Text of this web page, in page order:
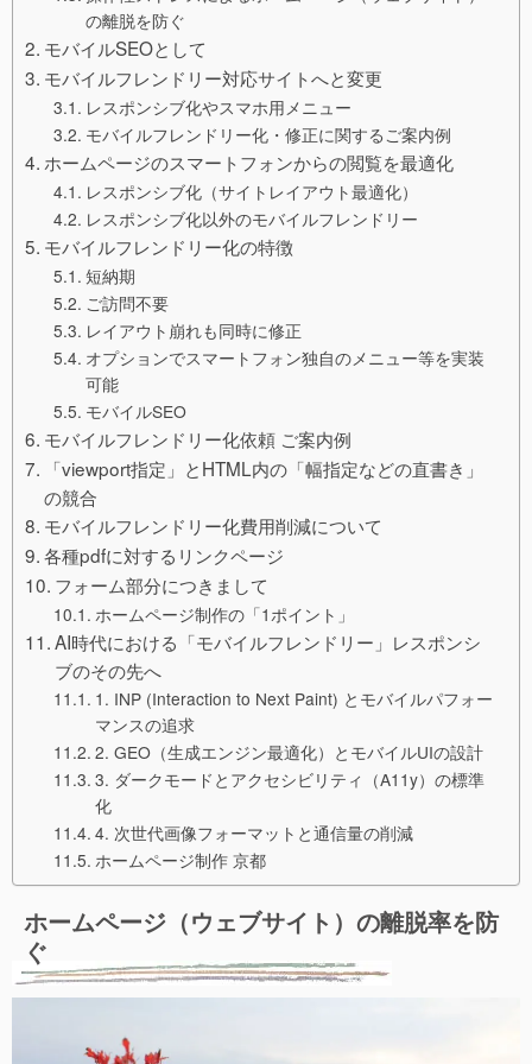
の離脱を防ぐ
モバイルSEOとして
モバイルフレンドリー対応サイトへと変更
レスポンシブ化やスマホ用メニュー
モバイルフレンドリー化・修正に関するご案内例
ホームページのスマートフォンからの閲覧を最適化
レスポンシブ化（サイトレイアウト最適化）
レスポンシブ化以外のモバイルフレンドリー
モバイルフレンドリー化の特徴
短納期
ご訪問不要
レイアウト崩れも同時に修正
オプションでスマートフォン独自のメニュー等を実装
可能
モバイルSEO
モバイルフレンドリー化依頼 ご案内例
「viewport指定」とHTML内の「幅指定などの直書き」
の競合
モバイルフレンドリー化費用削減について
各種pdfに対するリンクページ
フォーム部分につきまして
ホームページ制作の「1ポイント」
AI時代における「モバイルフレンドリー」レスポンシ
ブのその先へ
1. INP (Interaction to Next Paint) とモバイルパフォー
マンスの追求
2. GEO（生成エンジン最適化）とモバイルUIの設計
3. ダークモードとアクセシビリティ（A11y）の標準
化
4. 次世代画像フォーマットと通信量の削減
ホームページ制作 京都
ホームページ（ウェブサイト）の離脱率を防
ぐ